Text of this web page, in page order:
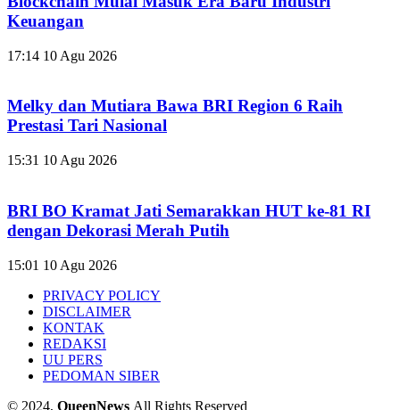
Keuangan
17:14 10 Agu 2026
Melky dan Mutiara Bawa BRI Region 6 Raih
Prestasi Tari Nasional
15:31 10 Agu 2026
BRI BO Kramat Jati Semarakkan HUT ke-81 RI
dengan Dekorasi Merah Putih
15:01 10 Agu 2026
PRIVACY POLICY
DISCLAIMER
KONTAK
REDAKSI
UU PERS
PEDOMAN SIBER
© 2024, QueenNews All Rights Reserved